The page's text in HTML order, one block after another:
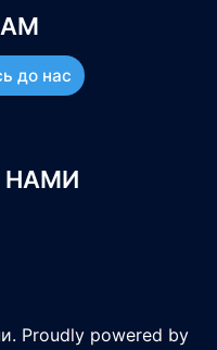
до нас
НАМИ
Proudly powered by